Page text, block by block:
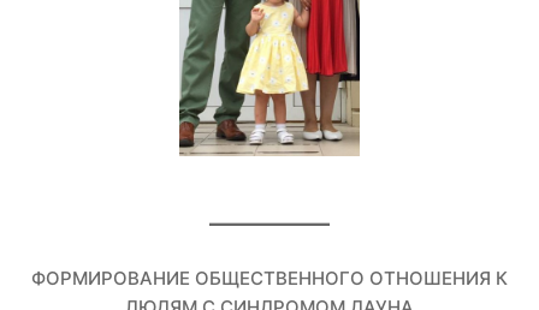
ФОРМИРОВАНИЕ ОБЩЕСТВЕННОГО ОТНОШЕНИЯ К